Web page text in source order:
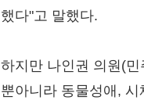
했다"고 말했다.
하지만 나인권 의원(민
뿐아니라 동물성애,